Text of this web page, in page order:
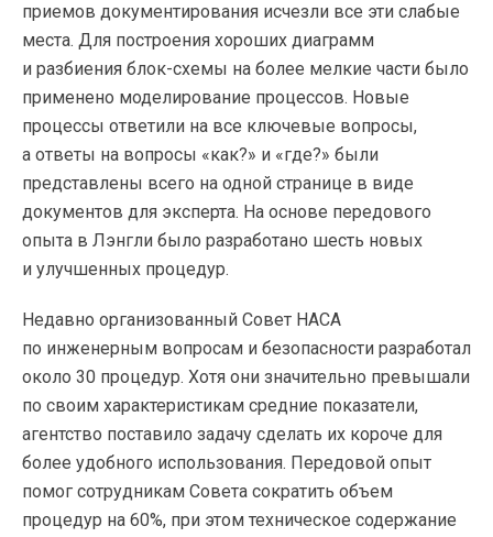
приемов документирования исчезли все эти слабые
места. Для построения хороших диаграмм
и разбиения блок-схемы на более мелкие части было
применено моделирование процессов. Новые
процессы ответили на все ключевые вопросы,
а ответы на вопросы «как?» и «где?» были
представлены всего на одной странице в виде
документов для эксперта. На основе передового
опыта в Лэнгли было разработано шесть новых
и улучшенных процедур.
Недавно организованный Совет НАСА
по инженерным вопросам и безопасности разработал
около 30 процедур. Хотя они значительно превышали
по своим характеристикам средние показатели,
агентство поставило задачу сделать их короче для
более удобного использования. Передовой опыт
помог сотрудникам Совета сократить объем
процедур на 60%, при этом техническое содержание